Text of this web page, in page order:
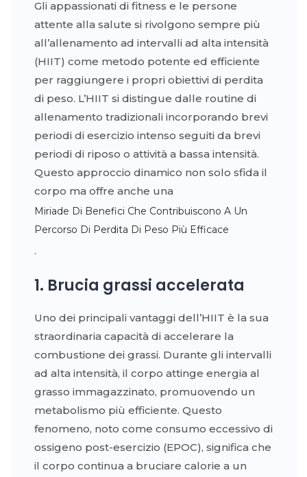
Gli appassionati di fitness e le persone
attente alla salute si rivolgono sempre più
all’allenamento ad intervalli ad alta intensità
(HIIT) come metodo potente ed efficiente
per raggiungere i propri obiettivi di perdita
di peso. L’HIIT si distingue dalle routine di
allenamento tradizionali incorporando brevi
periodi di esercizio intenso seguiti da brevi
periodi di riposo o attività a bassa intensità.
Questo approccio dinamico non solo sfida il
corpo ma offre anche una
Miriade Di Benefici Che Contribuiscono A Un
Percorso Di Perdita Di Peso Più Efficace
.
1. Brucia grassi accelerata
Uno dei principali vantaggi dell’HIIT è la sua
straordinaria capacità di accelerare la
combustione dei grassi. Durante gli intervalli
ad alta intensità, il corpo attinge energia al
grasso immagazzinato, promuovendo un
metabolismo più efficiente. Questo
fenomeno, noto come consumo eccessivo di
ossigeno post-esercizio (EPOC), significa che
il corpo continua a bruciare calorie a un